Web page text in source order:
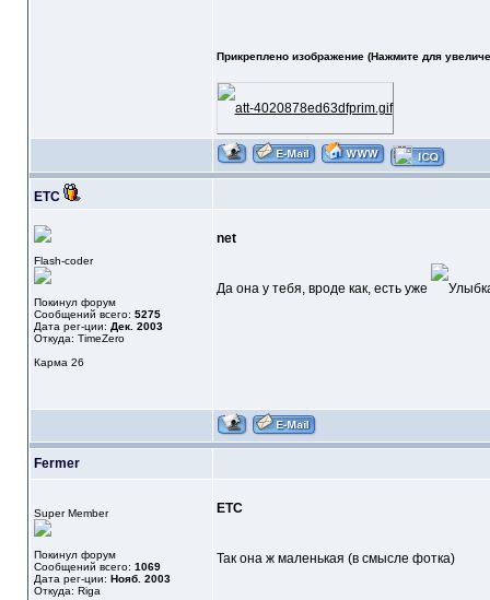
Прикреплено изображение (Нажмите для
ETC
Flash-coder
Покинул форум
Сообщений всего: 5275
Дата рег-ции: Дек. 2003
Откуда: TimeZero
Карма 26
net
Да она у тебя, вроде как, есть уже
Fermer
Super Member
Покинул форум
Сообщений всего: 1069
Дата рег-ции: Нояб. 2003
Откуда: Riga
ETC
Так она ж маленькая (в смысле фотка)